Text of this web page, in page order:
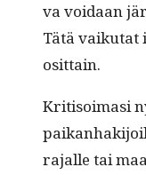
va voidaan
Tätä vaiku­tat
osittain.
Kri­ti­soimasi
rajalle tai